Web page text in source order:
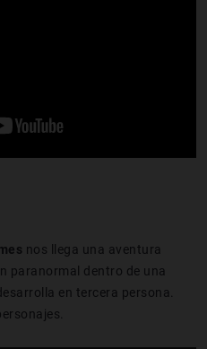
nos llega una aventura
paranormal dentro de una
en tercera persona.